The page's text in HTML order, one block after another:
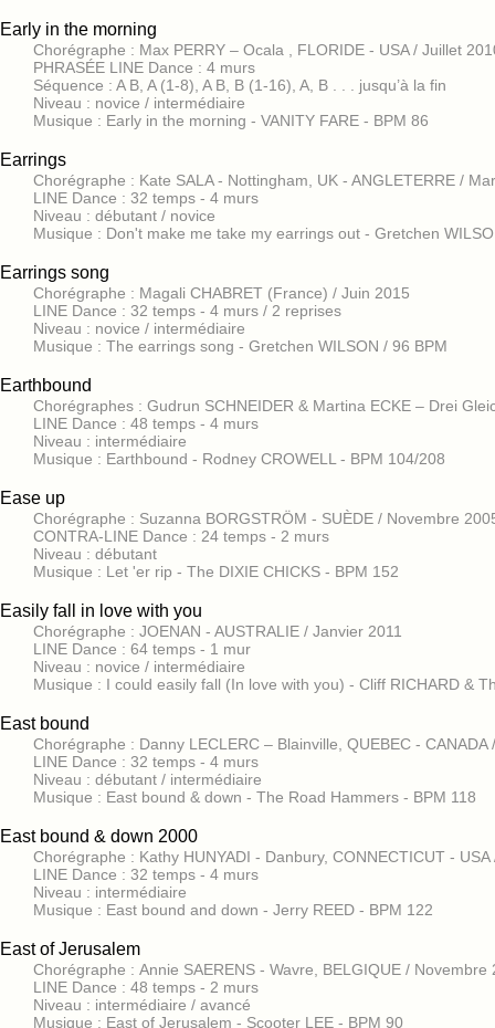
Early in the morning
Chorégraphe : Max PERRY – Ocala , FLORIDE - USA / Juillet
PHRASÉE LINE Dance : 4 murs
Séquence : A B, A (1-8), A B, B (1-16), A, B . . . jusqu’à la fin
Niveau : novice / intermédiaire
Musique : Early in the morning - VANITY FARE - BPM 86
Earrings
Chorégraphe : Kate SALA - Nottingham, UK - ANGLETERRE /
LINE Dance : 32 temps - 4 murs
Niveau : débutant / novice
Musique : Don't make me take my earrings out - Gretchen
Earrings song
Chorégraphe : Magali CHABRET (France) / Juin 2015
LINE Dance : 32 temps - 4 murs / 2 reprises
Niveau : novice / intermédiaire
Musique : The earrings song - Gretchen WILSON / 96 BPM
Earthbound
Chorégraphes : Gudrun SCHNEIDER & Martina ECKE – Drei
LINE Dance : 48 temps - 4 murs
Niveau : intermédiaire
Musique : Earthbound - Rodney CROWELL - BPM 104/208
Ease up
Chorégraphe : Suzanna BORGSTRÖM - SUÈDE / Novembre
CONTRA-LINE Dance : 24 temps - 2 murs
Niveau : débutant
Musique : Let 'er rip - The DIXIE CHICKS - BPM 152
Easily fall in love with you
Chorégraphe : JOENAN - AUSTRALIE / Janvier 2011
LINE Dance : 64 temps - 1 mur
Niveau : novice / intermédiaire
Musique : I could easily fall (In love with you) - Cliff RICHARD &
East bound
Chorégraphe : Danny LECLERC – Blainville, QUEBEC - CANADA
LINE Dance : 32 temps - 4 murs
Niveau : débutant / intermédiaire
Musique : East bound & down - The Road Hammers - BPM 118
East bound & down 2000
Chorégraphe : Kathy HUNYADI - Danbury, CONNECTICUT - USA
LINE Dance : 32 temps - 4 murs
Niveau : intermédiaire
Musique : East bound and down - Jerry REED - BPM 122
East of Jerusalem
Chorégraphe : Annie SAERENS - Wavre, BELGIQUE / Novembre
LINE Dance : 48 temps - 2 murs
Niveau : intermédiaire / avancé
Musique : East of Jerusalem - Scooter LEE - BPM 90